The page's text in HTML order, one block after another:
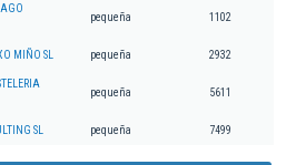
pequeña 1102
MIÑO SL pequeña 2932
pequeña 5611
SL pequeña 7499